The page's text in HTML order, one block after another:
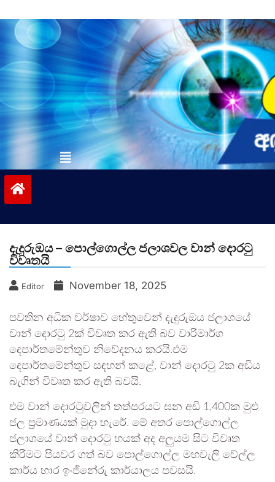
to
contentvinivida.lk
දැදුරුඔය – පොල්ගොල්ල ජලාශවල වාන් දොරටු
විවෘතයි
Editor November 18, 2025
පවතින අධික වර්ෂාව හේතුවෙන් දැදුරුඔය ජලාශයේ
වාන් දොරටු 2ක් විවෘත කර ඇති බව වාරිමාර්ග
දෙපාර්තමේන්තුව නිවේදනය කරයි.එම
දෙපාර්තමේන්තුව සඳහන් කළේ, වාන් දොරටු 2ක අඩිය
බැගින් විවෘත කර ඇති බවයි.
එම වාන් දොරටුවලින් තත්පරයට ඝන අඩි 1,400ක මුළු
ජල ප්‍රමාණයක් මුදා හැරේ. මේ අතර පොල්ගොල්ල
ජලාශයේ වාන් දොරටු හයක් අද අලුයම සිට විවෘත
කිරීමට පියවර ගත් බව පොල්ගොල්ල මහවැලි වේල්ල
කාර්ය භාර ඉංජිනේරු කාර්යාලය පවසයි.